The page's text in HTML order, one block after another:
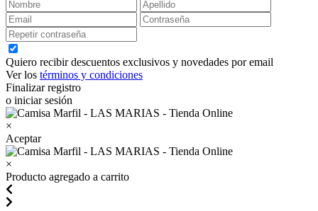
Quiero recibir descuentos exclusivos y novedades por email
Ver los términos y condiciones
Finalizar registro
o iniciar sesión
×
Aceptar
×
Producto agregado a carrito